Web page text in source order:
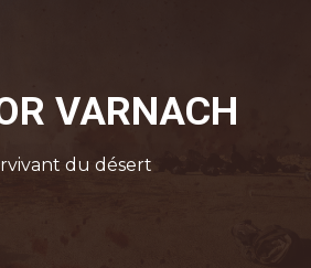
VARNACH
du désert